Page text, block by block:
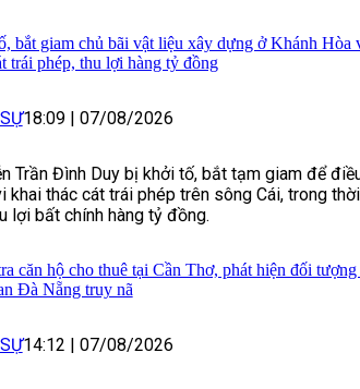
bắt giam chủ bãi vật liệu xây dựng ở Khánh Hòa
trái phép, thu lợi hàng tỷ đồng
18:09 07/08/2026
Trần Đình Duy bị khởi tố, bắt tạm giam để
khai thác cát trái phép trên sông Cái, trong
lợi bất chính hàng tỷ đồng.
căn hộ cho thuê tại Cần Thơ, phát hiện đối tượng
Đà Nẵng truy nã
14:12 07/08/2026